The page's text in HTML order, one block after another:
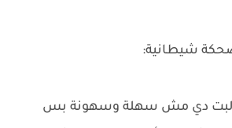
شيطانية:
دي مش سهلة وسهونة بس